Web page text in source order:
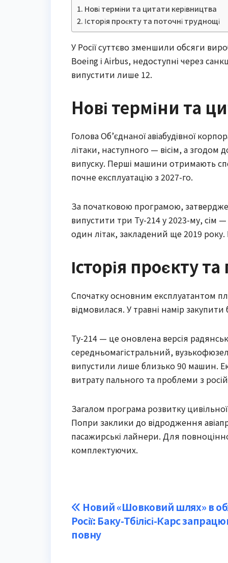
Нові терміни та цитати керівництва
Історія проєкту та поточні труднощі
У Росії суттєво зменшили обсяги
Boeing і Airbus, недоступні через
випустити лише 12.
Нові терміни та
Голова Об’єднаної авіабудівної
літаки, наступного — вісім, а згодом
випуску. Перші машини отримають
почне експлуатацію з 2027-го.
За початковою програмою,
випустити три Ту-214 у 2023-му, сім
один літак, закладений ще 2019
Історія проєкту
Спочатку основним експлуатантом
відмовилася. У травні намір закупити
Ту-214 — це оновлена версія
середньомагістральний,
випустили лише близько 90 машин.
витрату пального та проблеми з
Загалом програма розвитку
Попри заклики до відродження
пасажирські лайнери. Для
комплектуючих.
Post
navigation
Новий «Шовковий шлях» в
Росії: Баку-Тбілісі-Карс
повну